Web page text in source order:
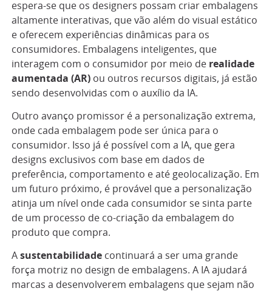
espera-se que os designers possam criar embalagens
altamente interativas, que vão além do visual estático
e oferecem experiências dinâmicas para os
consumidores. Embalagens inteligentes, que
interagem com o consumidor por meio de realidade
aumentada (AR) ou outros recursos digitais, já estão
sendo desenvolvidas com o auxílio da IA.
Outro avanço promissor é a personalização extrema,
onde cada embalagem pode ser única para o
consumidor. Isso já é possível com a IA, que gera
designs exclusivos com base em dados de
preferência, comportamento e até geolocalização. Em
um futuro próximo, é provável que a personalização
atinja um nível onde cada consumidor se sinta parte
de um processo de co-criação da embalagem do
produto que compra.
A sustentabilidade continuará a ser uma grande
força motriz no design de embalagens. A IA ajudará
marcas a desenvolverem embalagens que sejam não